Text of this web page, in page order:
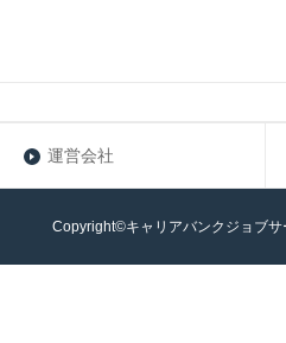
運営会社
Copyright©キャリアバンクジョブ